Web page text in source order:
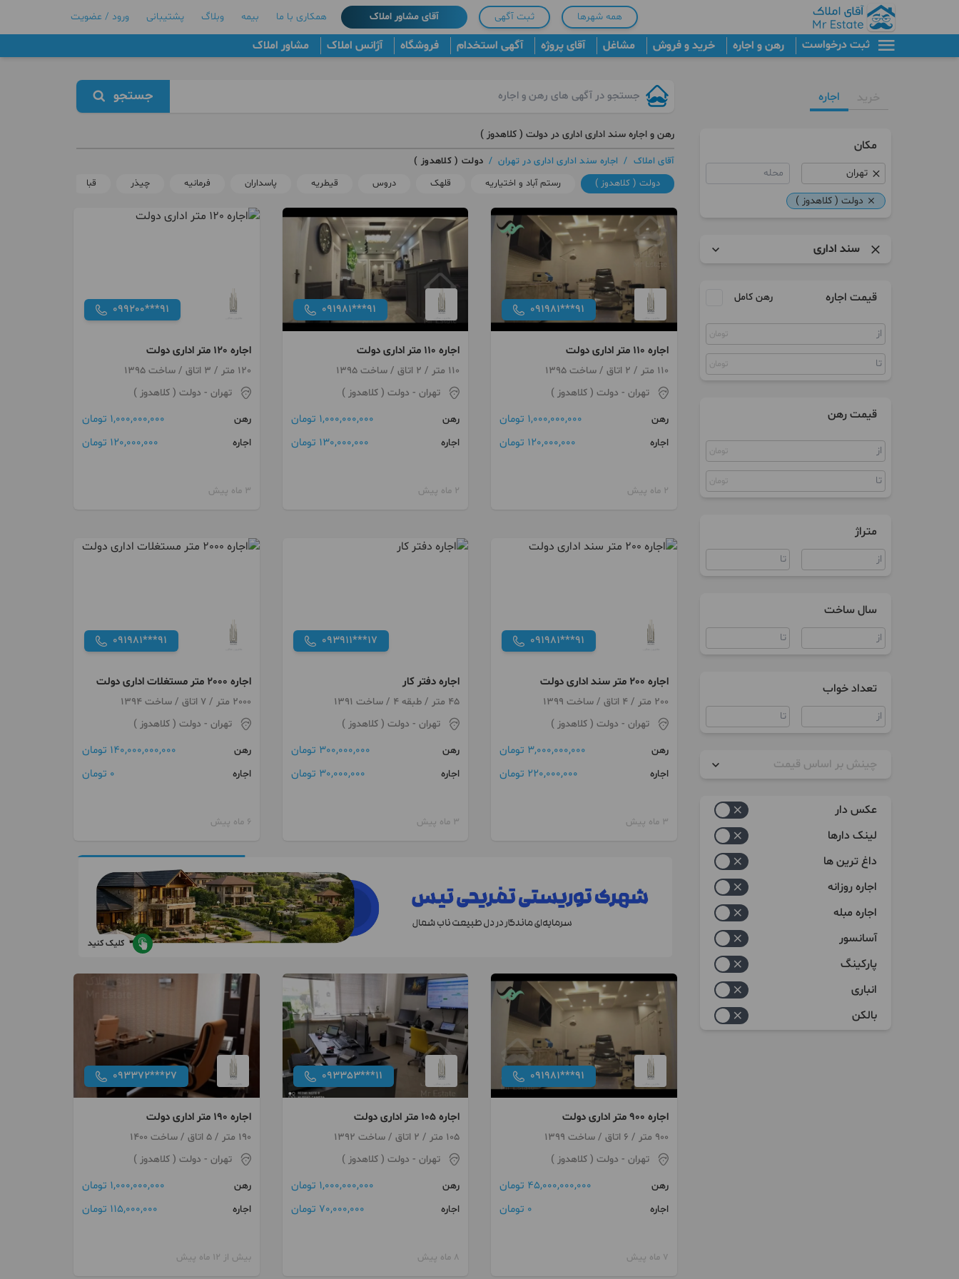
همه شهرها ثبت آگهی آقای مشاور املاک همکاری با ما بیمه وبلاگ پشتیبانی ورود / عضویت
ثبت درخواست رهن و اجاره خرید و فروش مشاغل آقای پروژه آگهی استخدام فروشگاه آژانس املاک مشاور املاک
خرید اجاره
مکان
محله
دولت ( کلاهدوز )
سند اداری
پنت هاوس
مستغلات
سوییت
آپارتمان اداری
سند اداری
مغازه
قیمت اجاره رهن کامل
تومان
تومان
قیمت رهن
تومان
تومان
متراژ
سال ساخت
تعداد خواب
چینش بر اساس قیمت
عکس دار
لینک دارها
داغ ترین ها
اجاره روزانه
اجاره مبله
آسانسور
پارکینگ
انباری
بالکن
جستجو
رهن و اجاره سند اداری اداری در دولت ( کلاهدوز )
آقای املاک / اجاره سند اداری اداری در تهران / دولت ( کلاهدوز )
دولت ( کلاهدوز )
رستم آباد و اختیاریه قلهک دروس قیطریه پاسداران فرمانیه چیذر قبا
091981***91
اجاره 110 متر اداری دولت
110 متر / 2 اتاق / ساخت 1395
تهران - دولت ( کلاهدوز )
رهن
1,000,000,000 تومان
اجاره 120,000,000 تومان
2 ماه پیش
091981***91
اجاره 110 متر اداری دولت
110 متر / 2 اتاق / ساخت 1395
تهران- دولت ( کلاهدوز )
رهن
1,000,000,000 تومان
اجاره 130,000,000 تومان
2 ماه پیش
099200***91
اجاره 120 متر اداری دولت
120 متر / 3 اتاق / ساخت 1395
تهران - دولت ( کلاهدوز )
رهن
1,000,000,000 تومان
اجاره 120,000,000 تومان
3 ماه پیش
091981***91
اجاره 200 متر سند اداری دولت
200 متر / 4 اتاق / ساخت 1399
تهران - دولت ( کلاهدوز )
رهن
3,000,000,000 تومان
اجاره 220,000,000 تومان
3 ماه پیش
093911***17
اجاره دفتر کار
45 متر / طبقه 4 / ساخت 1391
تهران- دولت ( کلاهدوز )
رهن
300,000,000 تومان
اجاره 30,000,000 تومان
3 ماه پیش
091981***91
اجاره 2000 متر مستغلات اداری دولت
2000 متر / 7 اتاق / ساخت 1394
تهران - دولت ( کلاهدوز )
رهن
140,000,000,000 تومان
اجاره 0 تومان
6 ماه پیش
کلیک کنید
091981***91
اجاره 900 متر اداری دولت
900 متر / 6 اتاق / ساخت 1399
تهران - دولت ( کلاهدوز )
رهن
45,000,000,000 تومان
اجاره 0 تومان
7 ماه پیش
093353***11
اجاره 105 متر اداری دولت
105 متر / 2 اتاق / ساخت 1392
تهران- دولت ( کلاهدوز )
رهن
1,000,000,000 تومان
اجاره 70,000,000 تومان
8 ماه پیش
093372***27
اجاره 190 متر اداری دولت
190 متر / 5 اتاق / ساخت 1400
تهران - دولت ( کلاهدوز )
رهن
1,000,000,000 تومان
اجاره 115,000,000 تومان
بیش از 12 ماه پیش